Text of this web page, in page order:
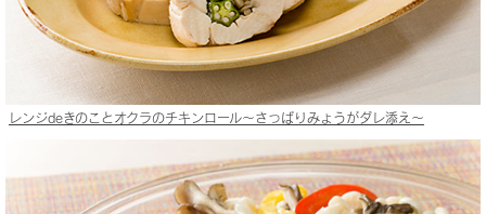
レンジdeきのことオクラのチキンロール〜さっぱりみょうがダレ添え〜